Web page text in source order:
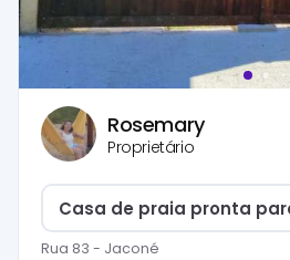
Rosemary
Proprietário
Casa de praia pronta
Rua 83 - Jaconé